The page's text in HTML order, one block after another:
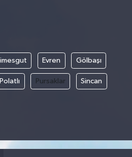
Evren Gölbaşı
Polatlı Pursaklar Sincan